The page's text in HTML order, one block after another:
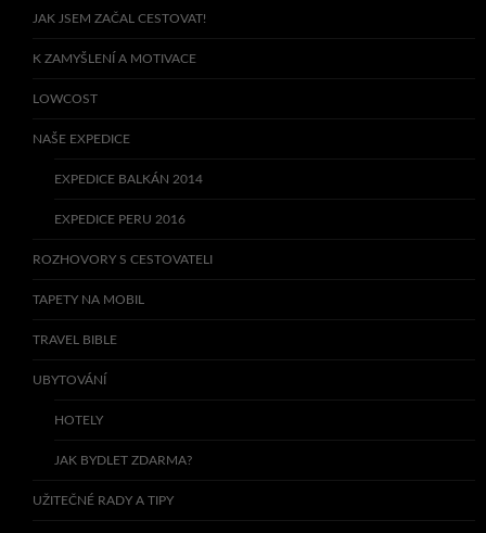
JAK JSEM ZAČAL CESTOVAT!
K ZAMYŠLENÍ A MOTIVACE
LOWCOST
NAŠE EXPEDICE
EXPEDICE BALKÁN 2014
EXPEDICE PERU 2016
ROZHOVORY S CESTOVATELI
TAPETY NA MOBIL
TRAVEL BIBLE
UBYTOVÁNÍ
HOTELY
JAK BYDLET ZDARMA?
UŽITEČNÉ RADY A TIPY